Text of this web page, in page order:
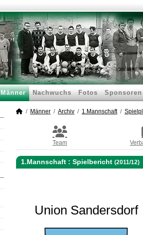
Männer Nachwuchs Fotos Sponsoren
Männer Archiv 1.Mannschaft
Team
1.Mannschaft : Spielbericht (2011/12)
Union Sandersdorf